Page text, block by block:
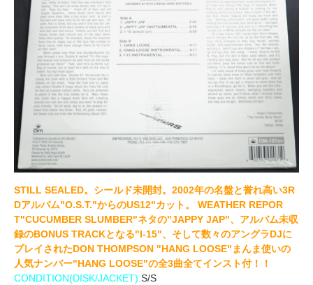
STILL SEALED。シールド未開封。2002年の名盤と誉れ高い3R
Dアルバム"O.S.T."からのUS12"カット。 WEATHER REPOR
T"CUCUMBER SLUMBER"ネタの"JAPPY JAP"、アルバム未収
録のBONUS TRACKとなる"I-15"、そして数々のアングラDJに
プレイされたDON THOMPSON "HANG LOOSE"まんま使いの
人気ナンバー"HANG LOOSE"の全3曲全てインスト付！！
CONDITION(DISK/JACKET):S/S